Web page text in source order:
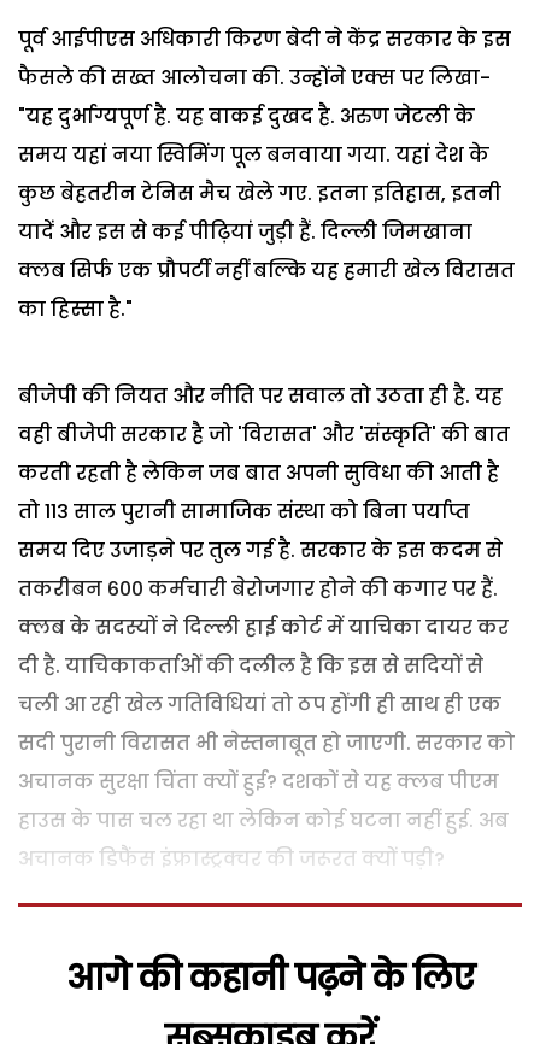
पूर्व आईपीएस अधिकारी किरण बेदी ने केंद्र सरकार के इस
फैसले की सख्त आलोचना की. उन्होंने एक्स पर लिखा-
"यह दुर्भाग्यपूर्ण है. यह वाकई दुखद है. अरुण जेटली के
समय यहां नया स्विमिंग पूल बनवाया गया. यहां देश के
कुछ बेहतरीन टेनिस मैच खेले गए. इतना इतिहास, इतनी
यादें और इस से कई पीढ़ियां जुड़ी हैं. दिल्ली जिमखाना
क्लब सिर्फ एक प्रौपर्टी नहीं बल्कि यह हमारी खेल विरासत
का हिस्सा है."
बीजेपी की नियत और नीति पर सवाल तो उठता ही है. यह
वही बीजेपी सरकार है जो 'विरासत' और 'संस्कृति' की बात
करती रहती है लेकिन जब बात अपनी सुविधा की आती है
तो 113 साल पुरानी सामाजिक संस्था को बिना पर्याप्त
समय दिए उजाड़ने पर तुल गई है. सरकार के इस कदम से
तकरीबन 600 कर्मचारी बेरोजगार होने की कगार पर हैं.
क्लब के सदस्यों ने दिल्ली हाई कोर्ट में याचिका दायर कर
दी है. याचिकाकर्ताओं की दलील है कि इस से सदियों से
चली आ रही खेल गतिविधियां तो ठप होंगी ही साथ ही एक
सदी पुरानी विरासत भी नेस्तनाबूत हो जाएगी. सरकार को
अचानक सुरक्षा चिंता क्यों हुई? दशकों से यह क्लब पीएम
हाउस के पास चल रहा था लेकिन कोई घटना नहीं हुई. अब
अचानक डिफैंस इंफ्रास्ट्रक्चर की जरूरत क्यों पड़ी?
आगे की कहानी पढ़ने के लिए